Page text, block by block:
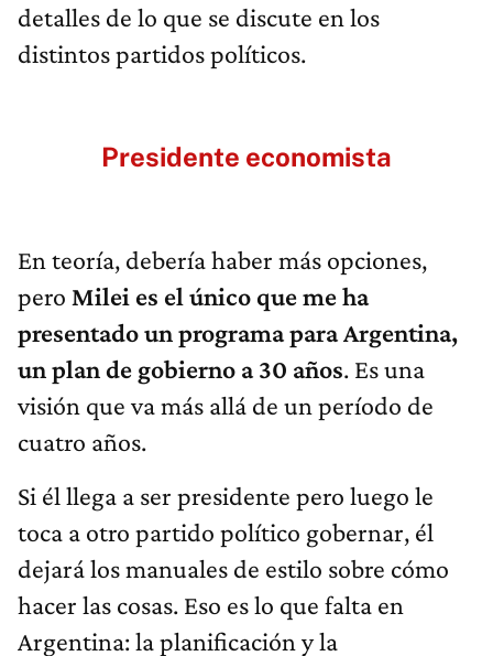
detalles de lo que se discute en los
distintos partidos políticos.
Presidente economista
En teoría, debería haber más opciones,
pero Milei es el único que me ha
presentado un programa para Argentina,
un plan de gobierno a 30 años. Es una
visión que va más allá de un período de
cuatro años.
Si él llega a ser presidente pero luego le
toca a otro partido político gobernar, él
dejará los manuales de estilo sobre cómo
hacer las cosas. Eso es lo que falta en
Argentina: la planificación y la